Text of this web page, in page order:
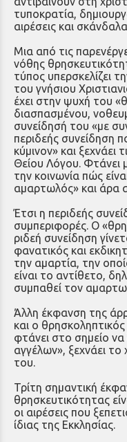
τυποκρατία,
αιρέσεις και
Μια από τις
νόθης
τύπος υπερσκελίζει
του γνή­σιου
έχει στην ψυχή του
διασπασμένου,
συνείδησή του «με
περιδεής συνείδηση
κύμινον» και ξεχνάει
Θείου Λόγου. Φτάνει
την κοινωνία πώς
αμαρτωλός» και άρα
Έτσι η περιδεής
συμπεριφορές. Ο
ριδεή συνείδηση
φανατικός και
την αμαρτία, την
είναι το αντίθετο,
συμπαθεί τον
Άλλη έκφανση της
και ο
φτάνει στο σημείο
αγγέλων», ξεχνάει
του.
Τρίτη σημαντική
θρησκευτικότητας
οι αιρέσεις που
ίδιας της Εκκλησίας.